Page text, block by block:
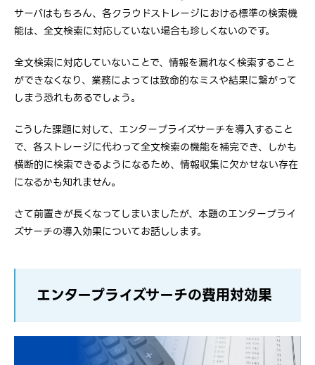
サーバはもちろん、各クラウドストレージにおける標準の検索機
能は、全文検索に対応していない場合も珍しくないのです。
全文検索に対応していないことで、情報を漏れなく検索すること
ができなくなり、業務によっては致命的なミスや結果に繋がって
しまう恐れもあるでしょう。
こうした課題に対して、エンタープライズサーチを導入すること
で、各ストレージに代わって全文検索の機能を補完でき、しかも
横断的に検索できるようになるため、情報収集に欠かせない存在
になるかも知れません。
さて前置きが長くなってしまいましたが、本題のエンタープライ
ズサーチの導入効果についてお話しします。
エンタープライズサーチの費用対効果